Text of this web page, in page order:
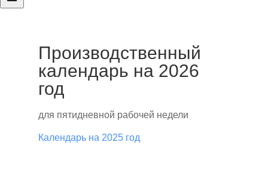
Производственный
календарь на 2026
год
для пятидневной рабочей недели
Календарь на 2025 год